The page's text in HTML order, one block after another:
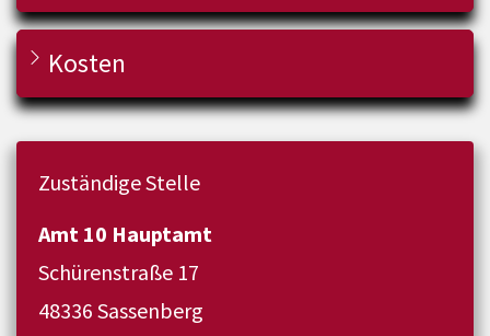
Kosten
Zuständige Stelle
Amt 10 Hauptamt
Schürenstraße 17
48336 Sassenberg